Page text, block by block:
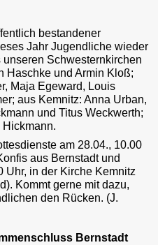
bestandener
Jahr Jugendliche wieder
Schwesternkirchen
Haschke und Armin Kloß;
Maja Egeward, Louis
aus Kemnitz: Anna Urban,
und Titus Weckwerth;
am 28.04., 10.00
aus Bernstadt und
Uhr, in der Kirche Kemnitz
Kommt gerne mit dazu,
den Rücken. (J.
Bernstadt